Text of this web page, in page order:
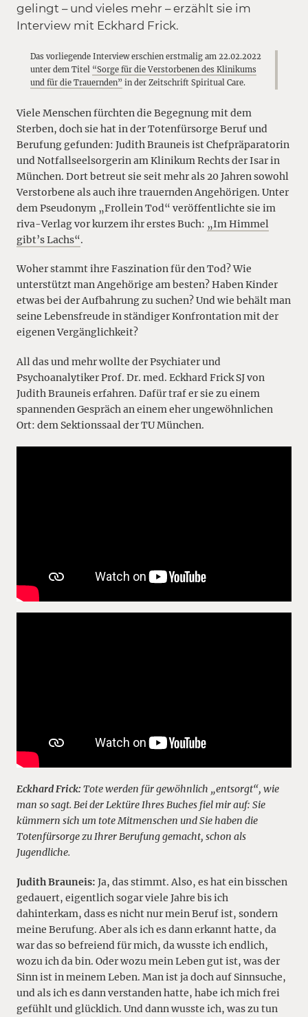
gelingt – und vieles mehr – erzählt sie im
Interview mit Eckhard Frick.
Das vorliegende Interview erschien erstmalig am 22.02.2022
unter dem Titel “Sorge für die Verstorbenen des Klinikums
und für die Trauernden” in der Zeitschrift Spiritual Care.
Viele Menschen fürchten die Begegnung mit dem
Sterben, doch sie hat in der Totenfürsorge Beruf und
Berufung gefunden: Judith Brauneis ist Chefpräparatorin
und Notfallseelsorgerin am Klinikum Rechts der Isar in
München. Dort betreut sie seit mehr als 20 Jahren sowohl
Verstorbene als auch ihre trauernden Angehörigen. Unter
dem Pseudonym „Frollein Tod“ veröffentlichte sie im
riva-Verlag vor kurzem ihr erstes Buch: „Im Himmel
gibt’s Lachs“.
Woher stammt ihre Faszination für den Tod? Wie
unterstützt man Angehörige am besten? Haben Kinder
etwas bei der Aufbahrung zu suchen? Und wie behält man
seine Lebensfreude in ständiger Konfrontation mit der
eigenen Vergänglichkeit?
All das und mehr wollte der Psychiater und
Psychoanalytiker Prof. Dr. med. Eckhard Frick SJ von
Judith Brauneis erfahren. Dafür traf er sie zu einem
spannenden Gespräch an einem eher ungewöhnlichen
Ort: dem Sektionssaal der TU München.
Eckhard Frick: Tote werden für gewöhnlich „entsorgt“, wie
man so sagt. Bei der Lektüre Ihres Buches fiel mir auf: Sie
kümmern sich um tote Mitmenschen und Sie haben die
Totenfürsorge zu Ihrer Berufung gemacht, schon als
Jugendliche.
Judith Brauneis: Ja, das stimmt. Also, es hat ein bisschen
gedauert, eigentlich sogar viele Jahre bis ich
dahinterkam, dass es nicht nur mein Beruf ist, sondern
meine Berufung. Aber als ich es dann erkannt hatte, da
war das so befreiend für mich, da wusste ich endlich,
wozu ich da bin. Oder wozu mein Leben gut ist, was der
Sinn ist in meinem Leben. Man ist ja doch auf Sinnsuche,
und als ich es dann verstanden hatte, habe ich mich frei
gefühlt und glücklich. Und dann wusste ich, was zu tun